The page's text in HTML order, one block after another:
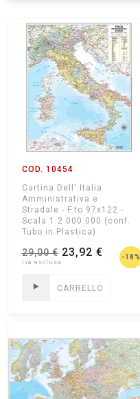
COD. 10454
Cartina Dell' Italia
Amministrativa e
Stradale - F.to 97x122 -
Scala 1.2.000.000 (conf.
Tubo in Plastica)
29,00 €23,92 € -18%
CARRELLO